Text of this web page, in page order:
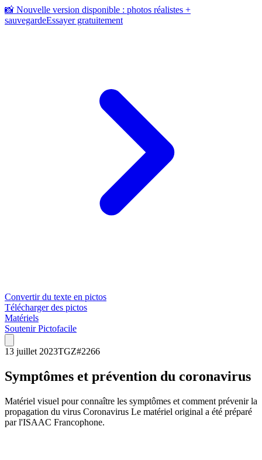
📸 Nouvelle version disponible : photos réalistes +
sauvegardeEssayer gratuitement
Convertir du texte en pictos
Télécharger des pictos
Matériels
Soutenir Pictofacile
13 juillet 2023TGZ#2266
Symptômes et prévention du coronavirus
Matériel visuel pour connaître les symptômes et comment prévenir la
propagation du virus Coronavirus Le matériel original a été préparé
par l'ISAAC Francophone.